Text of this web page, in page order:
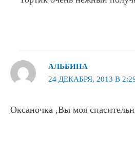
АЛЬБИНА
24 ДЕКАБРЯ, 2013 В
Оксаночка ,Вы моя